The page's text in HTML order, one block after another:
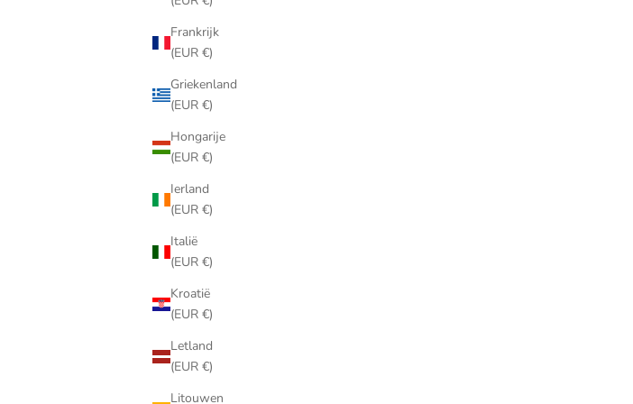
Frankrijk
(EUR €)
Griekenland
(EUR €)
Hongarije
(EUR €)
Ierland
(EUR €)
Italië
(EUR €)
Kroatië
(EUR €)
Letland
(EUR €)
Litouwen